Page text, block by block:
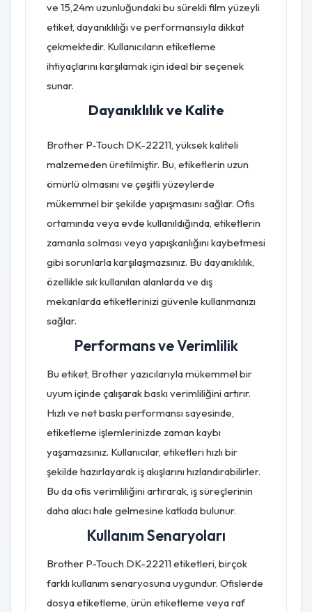
ve 15,24m uzunluğundaki bu sürekli film yüzeyli
etiket, dayanıklılığı ve performansıyla dikkat
çekmektedir. Kullanıcıların etiketleme
ihtiyaçlarını karşılamak için ideal bir seçenek
sunar.
Dayanıklılık ve Kalite
Brother P-Touch DK-22211, yüksek kaliteli
malzemeden üretilmiştir. Bu, etiketlerin uzun
ömürlü olmasını ve çeşitli yüzeylerde
mükemmel bir şekilde yapışmasını sağlar. Ofis
ortamında veya evde kullanıldığında, etiketlerin
zamanla solması veya yapışkanlığını kaybetmesi
gibi sorunlarla karşılaşmazsınız. Bu dayanıklılık,
özellikle sık kullanılan alanlarda ve dış
mekanlarda etiketlerinizi güvenle kullanmanızı
sağlar.
Performans ve Verimlilik
Bu etiket, Brother yazıcılarıyla mükemmel bir
uyum içinde çalışarak baskı verimliliğini artırır.
Hızlı ve net baskı performansı sayesinde,
etiketleme işlemlerinizde zaman kaybı
yaşamazsınız. Kullanıcılar, etiketleri hızlı bir
şekilde hazırlayarak iş akışlarını hızlandırabilirler.
Bu da ofis verimliliğini artırarak, iş süreçlerinin
daha akıcı hale gelmesine katkıda bulunur.
Kullanım Senaryoları
Brother P-Touch DK-22211 etiketleri, birçok
farklı kullanım senaryosuna uygundur. Ofislerde
dosya etiketleme, ürün etiketleme veya raf